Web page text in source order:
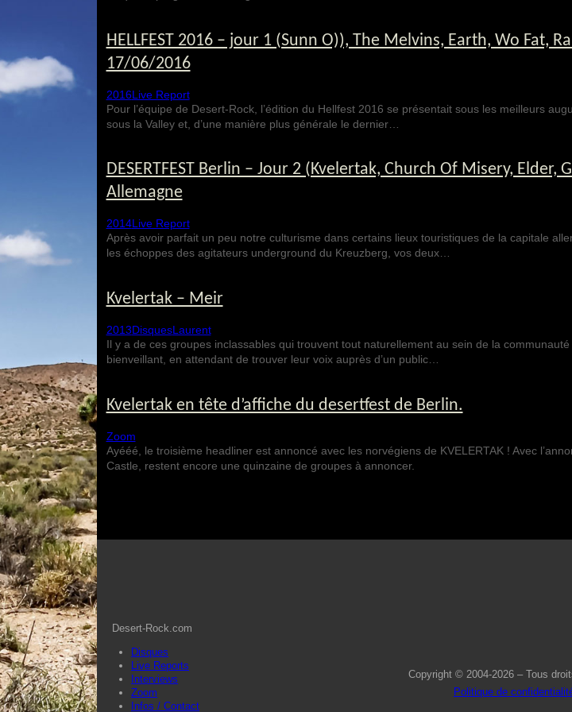
HELLFEST 2016 – jour 1 (Sunn O)), The Melvins, Earth, Wo Fat,
17/06/2016
2016Live Report
Pour l’équipe de Desert-Rock, l’édition du Hellfest 2016 se présentait sous les meilleurs
sous la Valley et, d’une manière plus générale le dernier…
DESERTFEST Berlin – Jour 2 (Kvelertak, Church Of Misery, Elder,
Allemagne
2014Live Report
Après avoir parfait un peu notre culturisme dans certains lieux touristiques de la capitale
les échoppes des agitateurs underground du Kreuzberg, vos deux…
Kvelertak – Meir
2013DisquesLaurent
Il y a de ces groupes inclassables qui trouvent tout naturellement au sein de la
bienveillant, en attendant de trouver leur voix auprès d’un public…
Kvelertak en tête d’affiche du desertfest de Berlin.
Zoom
Ayééé, le troisième headliner est annoncé avec les norvégiens de KVELERTAK ! Avec
Castle, restent encore une quinzaine de groupes à annoncer.
Desert-Rock.com
Disques
Live Reports
Interviews
Zoom
Infos / Contact
Copyright © 2004-2026 – Tous
Politique de